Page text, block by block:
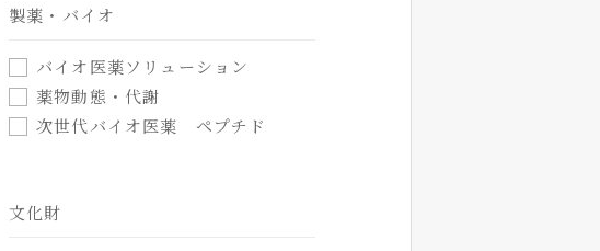
製薬・バイオ
バイオ医薬ソリューション
薬物動態・代謝
次世代バイオ医薬 ペプチド
文化財